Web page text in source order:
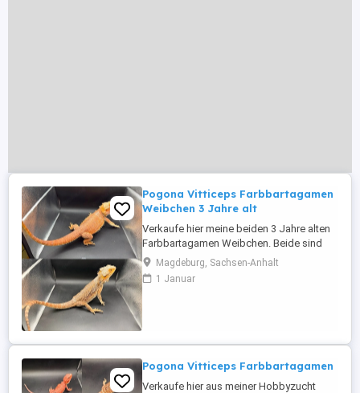
Pogona Vitticeps Farbbartagamen
Weibchen 3 Jahre alt
Verkaufe hier meine beiden 3 Jahre alten
Farbbartagamen Weibchen. Beide sind
super lieb und zutraulich :) Fressen beide
liebend gerne und mögen das Baden.
Leider muss ich von beiden nach langem
Magdeburg, Sachsen-Anhalt
1 Januar
Pogona Vitticeps Farbbartagamen
Verkaufe hier aus meiner Hobbyzucht